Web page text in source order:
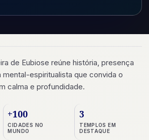
de Eubiose reúne história, presença
espiritualista que convida o
calma e profundidade.
+100
CIDADES NO
MUNDO
3
TEMPLOS EM
DESTAQUE